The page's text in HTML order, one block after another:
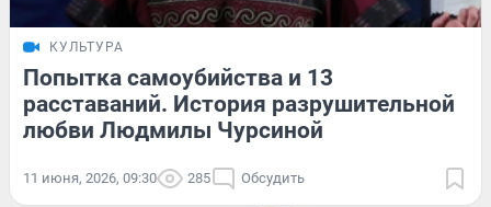
КУЛЬТУРА
Попытка самоубийства и 13
расставаний. История разрушительной
любви Людмилы Чурсиной
11 июня, 2026, 09:30 285 Обсудить